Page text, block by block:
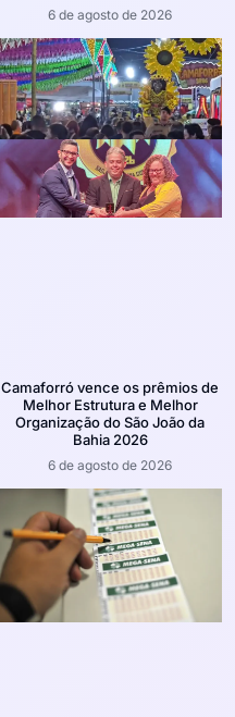
6 de agosto de 2026
Camaforró vence os prêmios de
Melhor Estrutura e Melhor
Organização do São João da
Bahia 2026
6 de agosto de 2026